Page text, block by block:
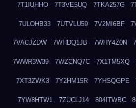
7T1IUHHO 7T3VE5UQ 7TKA257G
7ULOHB33 7UTVLU59 7V2MI6BF
7VACJZDW 7WHDQ1JB 7WHY4Z0N
7WWR3W39 7WZCNQ7C 7X1TM5XQ
7XT3ZWK3 7Y2HM15R 7YHSQGPE
7YW8HTW1 7ZUCLJ14 804ITWBC